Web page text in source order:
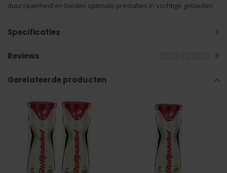
duurzaamheid en bieden optimale prestaties in vochtige gebieden.
Specificaties
Reviews
Gerelateerde producten